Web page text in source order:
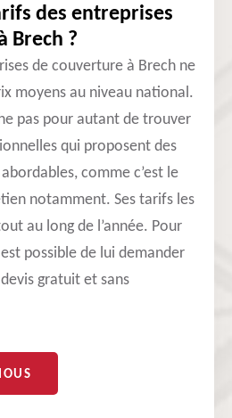
des entreprises
Brech ?
de couverture à Brech ne
moyens au niveau national.
pas pour autant de trouver
qui proposent des
comme c’est le
notamment. Ses tarifs les
au long de l’année. Pour
possible de lui demander
gratuit et sans